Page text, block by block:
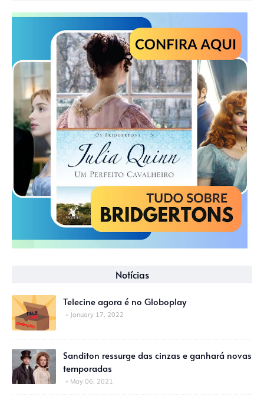
Notícias
Telecine agora é no Globoplay
January 17, 2022
Sanditon ressurge das cinzas e ganhará novas
temporadas
May 06, 2021